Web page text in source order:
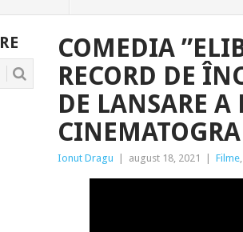
COMEDIA
RECORD DE
DE LANSARE
Ionut Dragu august 18, 2021 Filme,